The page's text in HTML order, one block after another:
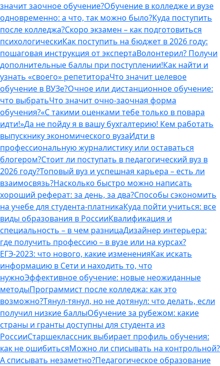
значит заочное обучение?Обучение в колледже и вузе
одновременно: а что, так можно было?Куда поступить
после колледжа?Скоро экзамен – как подготовиться
психологическиКак поступить на бюджет в 2026 году:
пошаговая инструкция от экспертаВолонтерил? Получи
дополнительные баллы при поступлении!Как найти и
узнать «своего» репетитораЧто значит целевое
обучение в ВУЗе?Очное или дистанционное обучение:
что выбратьЧто значит очно-заочная форма
обучения?«С такими оценками тебе только в повара
идти!»Да не пойду я в вашу бухгалтерию! Кем работать
выпускнику экономического вузаИдти в
профессиональную журналистику или оставаться
блогером?Стоит ли поступать в педагогический вуз в
2026 году?Топовый вуз и успешная карьера – есть ли
взаимосвязь?Насколько быстро можно написать
хороший реферат: за день, за два?Способы сэкономить
на учебе для студента-платникаКуда пойти учиться: все
виды образования в РоссииКвалификация и
специальность – в чем разницаДизайнер интерьера:
где получить профессию – в вузе или на курсах?
ЕГЭ-2023: что нового, какие измененияКак искать
информацию в Сети и находить то, что
нужноЭффективное обучение: новые неожиданные
методыПрограммист после колледжа: как это
возможно?Тянул-тянул, но не дотянул: что делать, если
получил низкие баллыОбучение за рубежом: какие
страны и гранты доступны для студента из
РоссииСтаршеклассник выбирает профиль обучения:
как не ошибитьсяМожно ли списывать на контрольной?
А списывать незаметно?Педагогическое образование